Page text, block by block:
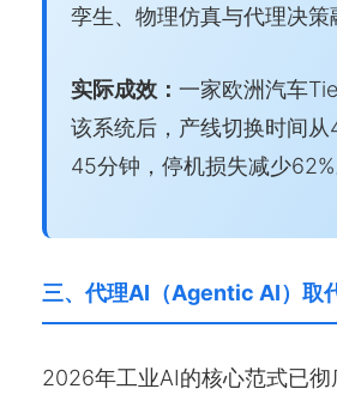
孪生、物理仿真与代理决策
实际成效： 一家欧洲汽车
该系统后，产线切换时间从
45分钟，停机损失减少62%
三、代理AI（Agentic AI）取
2026年工业AI的核心范式已彻